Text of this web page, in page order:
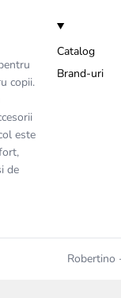
Catalog
Brand-uri
copii.
este
de
Robertino